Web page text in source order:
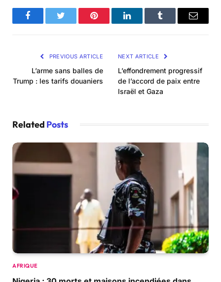
FacebookTwitter Pinterest LinkedInTumblr Email
PREVIOUS ARTICLE
L’arme sans balles de
Trump : les tarifs douaniers
NEXT ARTICLE
L’effondrement progressif
de l’accord de paix entre
Israël et Gaza
Related Posts
AFRIQUE